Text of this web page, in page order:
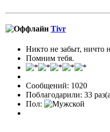
Tivr
Никто не забыт, ничто
Помним тебя.
Сообщений: 1020
Поблагодарили: 33
Пол: